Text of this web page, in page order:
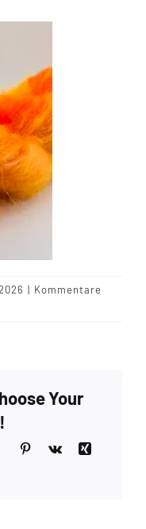
| Kommentare
Your
TumblrPinterest
Vk